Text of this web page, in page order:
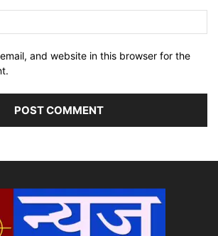
and website in this browser for the